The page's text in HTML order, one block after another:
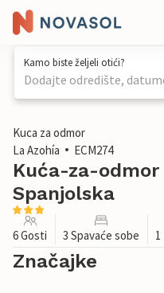
Kamo biste željeli otići?
Dodajte odredište,
1 / 17
Kuca za odmor
La Azohía
ECM274
Kuća-za-odmor
Spanjolska
6 Gosti 3 Spavaće sobe
Značajke